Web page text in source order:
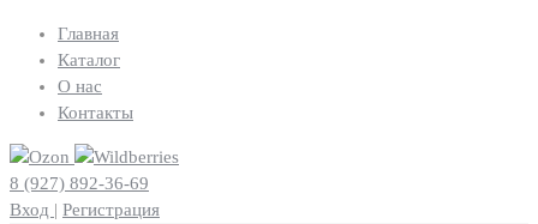
Главная
Каталог
О нас
Контакты
8 (927) 892-36-69
Вход | Регистрация